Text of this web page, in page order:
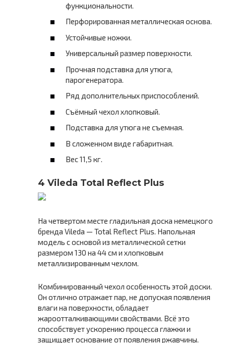
функциональности.
Перфорированная металлическая основа.
Устойчивые ножки.
Универсальный размер поверхности.
Прочная подставка для утюга,
парогенератора.
Ряд дополнительных приспособлений.
Съёмный чехол хлопковый.
Подставка для утюга не съемная.
В сложенном виде габаритная.
Вес 11,5 кг.
4 Vileda Total Reflect Plus
На четвертом месте гладильная доска немецкого
бренда Vileda — Total Reflect Plus. Напольная
модель с основой из металлической сетки
размером 130 на 44 см и хлопковым
металлизированным чехлом.
Комбинированный чехол особенность этой доски.
Он отлично отражает пар, не допуская появления
влаги на поверхности, обладает
жароотталкивающими свойствами. Всё это
способствует ускорению процесса глажки и
защищает основание от появления ржавчины.